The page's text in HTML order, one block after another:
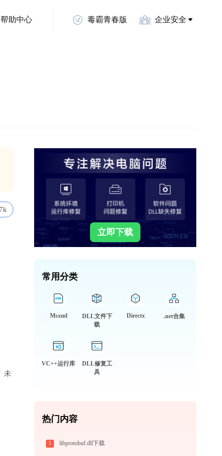
帮助中心 毒霸青春版 企业安全
未
立即下载
常用分类
Msxml
DLL文件下
载
Directx .net合集
VC++运行库
DLL修复工
具
热门内容
1 libprotobuf.dll下载